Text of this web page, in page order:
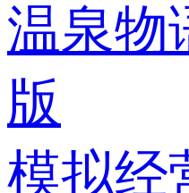
温泉物
版
模拟经